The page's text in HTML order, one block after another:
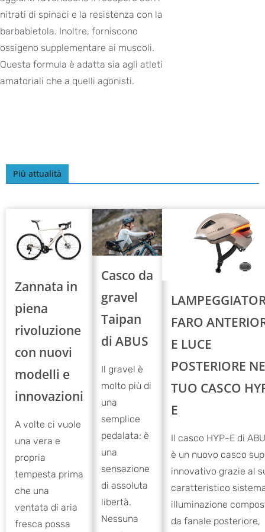
nitrati di spinaci e la resistenza con la
barbabietola. Inoltre, forniscono
ossigeno supplementare ai muscoli.
Questa formula è adatta sia agli atleti
amatoriali che a quelli agonisti.
Più attualità
Zannata in
piena
rivoluzione
con nuovi
modelli e
innovazioni
A volte ci vuole
una vera e
propria
tempesta prima
che una
ventata di aria
fresca possa
Casco da
gravel
Taipan
di ABUS
Il gravel è
molto più di
una
semplice
pedalata: è
una
sensazione
di assoluta
libertà.
Nessuna
FARO
E LUCE
POSTERIORE
TUO CASCO
E
Il casco HYP-E di
è un nuovo casco
innovativo grazie al
caratteristico
illuminazione
da fanale posteriore,